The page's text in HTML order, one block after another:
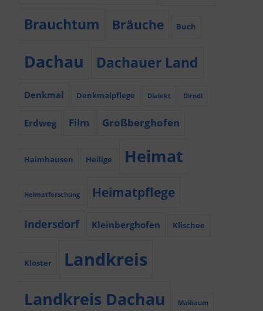
Brauchtum Bräuche Buch
Dachau Dachauer Land
Denkmal Denkmalpflege Dialekt Dirndl
Erdweg Film Großberghofen
Haimhausen Heilige Heimat
Heimatforschung Heimatpflege
Indersdorf Kleinberghofen Klischee
Kloster Landkreis
Landkreis Dachau Maibaum